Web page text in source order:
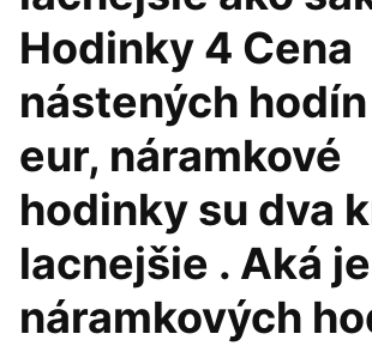
Hodinky 4 Cena
nástených hodín
eur, náramkové
hodinky su dva
lacnejšie . Aká
náramkových